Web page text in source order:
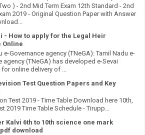
) - 2nd Mid Term Exam 12th Standard - 2nd
2019 - Original Question Paper with Answer
- How to apply for the Legal Heir
Online
e-Governance agency (TNeGA): Tamil Nadu e-
agency (TNeGA) has developed e-Sevai
online delivery of ...
Test Question Papers and Key
Test 2019 - Time Table Download here 10th,
2019 Time Table Schedule - Tirupp...
Kalvi 6th to 10th science one mark
download